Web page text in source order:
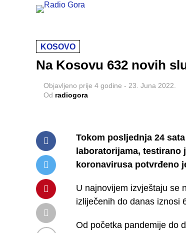
KOSOVO
Na Kosovu 632 novih
Objavljeno prije 4 godine - 23. Juna 2022.
Od radiogora
Tokom posljednja 24
laboratorijama, testirano
koronavirusa potvrđeno
U najnovijem izvještaju se
izliječenih do danas iznosi
Od početka pandemije do